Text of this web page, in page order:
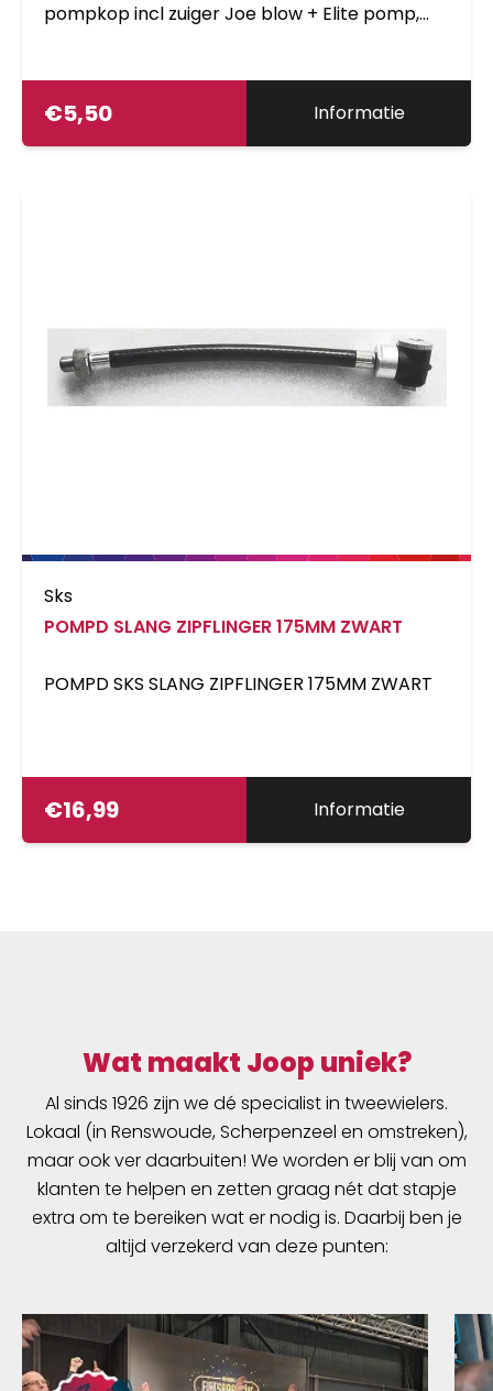
pompkop incl zuiger Joe blow + Elite pomp,
€5,50 Informatie
Sks
POMPD SLANG ZIPFLINGER 175MM ZWART
POMPD SKS SLANG ZIPFLINGER 175MM ZWART
€16,99 Informatie
Wat maakt Joop uniek?
Al sinds 1926 zijn we dé specialist in tweewielers.
Lokaal (in Renswoude, Scherpenzeel en omstreken),
maar ook ver daarbuiten! We worden er blij van om
klanten te helpen en zetten graag nét dat stapje
extra om te bereiken wat er nodig is. Daarbij ben je
altijd verzekerd van deze punten: